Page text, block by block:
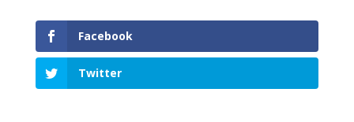
Facebook
Twitter